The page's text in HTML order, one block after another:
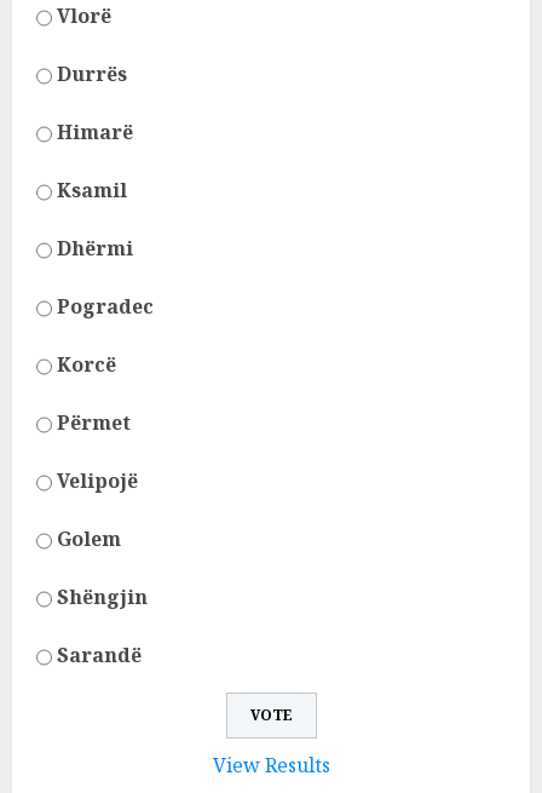
Vlorë
Durrës
Himarë
Ksamil
Dhërmi
Pogradec
Korcë
Përmet
Velipojë
Golem
Shëngjin
Sarandë
View Results